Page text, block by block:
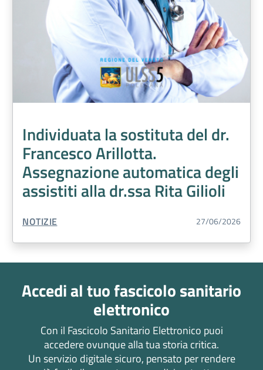
Individuata la sostituta del dr.
Francesco Arillotta.
Assegnazione automatica degli
assistiti alla dr.ssa Rita Gilioli
TIPO CONTENUTO:
NOTIZIE 27/06/2026
Accedi al tuo fascicolo sanitario
elettronico
Con il Fascicolo Sanitario Elettronico puoi
accedere ovunque alla tua storia critica.
Un servizio digitale sicuro, pensato per rendere